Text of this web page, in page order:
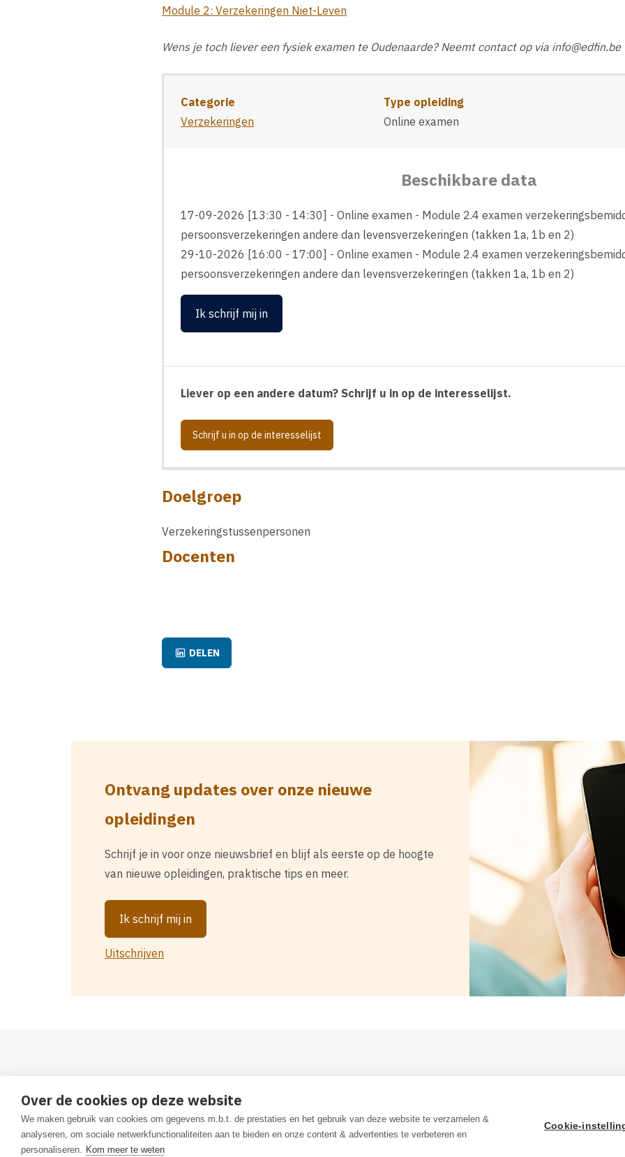
Over de cookies op deze website
We maken gebruik van cookies om gegevens m.b.t. de prestaties en het gebruik van deze website te verzamelen &
analyseren, om sociale netwerkfunctionaliteiten aan te bieden en onze content & advertenties te verbeteren en
personaliseren. Kom meer te weten
Cookie-
Module 2: Verzekeringen Niet-Leven
Wens je toch liever een fysiek examen te Oudenaarde? Neemt contact op via info@edfin.be
Categorie
Verzekeringen
Type opleiding
Online examen
Beschikbare data
17-09-2026 [13:30 - 14:30] - Online examen - Module 2.4 examen
persoonsverzekeringen andere dan levensverzekeringen (takken 1a, 1b en 2)
29-10-2026 [16:00 - 17:00] - Online examen - Module 2.4 examen
persoonsverzekeringen andere dan levensverzekeringen (takken 1a, 1b en 2)
Ik schrijf mij in
Liever op een andere datum? Schrijf u in op de interesselijst.
Schrijf u in op de interesselijst
Doelgroep
Verzekeringstussenpersonen
Docenten
DELEN
Ontvang updates over onze nieuwe
opleidingen
Schrijf je in voor onze nieuwsbrief en blijf als eerste op de hoogte
van nieuwe opleidingen, praktische tips en meer.
Ik schrijf mij in
Uitschrijven
Algemene Voorwaarden
Toegankelijkheidsverklaring